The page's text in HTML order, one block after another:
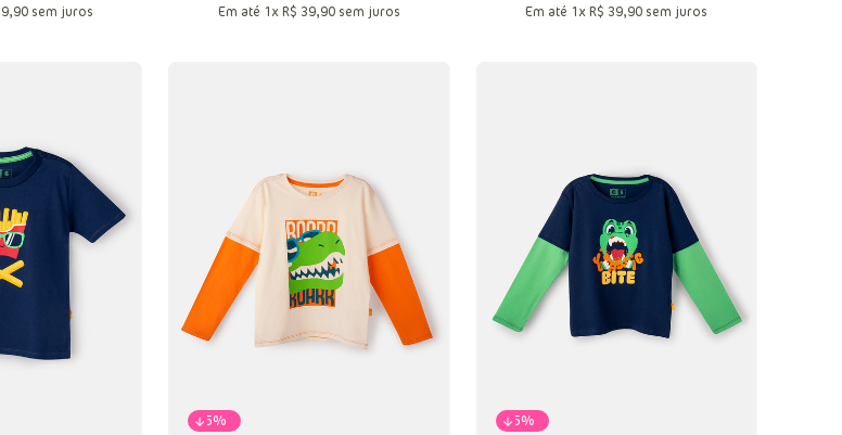
sacola
,90sem juros
6
Adicionar a sacola
Em até 1xR$ 39,90sem juros
12
Adicionar a sacola
Em até 1xR$ 39,90 sem juros
-55% -55%